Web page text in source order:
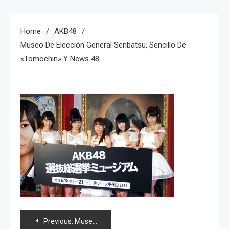
Home
AKB48
Museo De Elección General Senbatsu, Sencillo De
«Tomochin» Y News 48
Navegación
Previous: Museo de elección general senbatsu, sencillo de «Tomochin» y news 48